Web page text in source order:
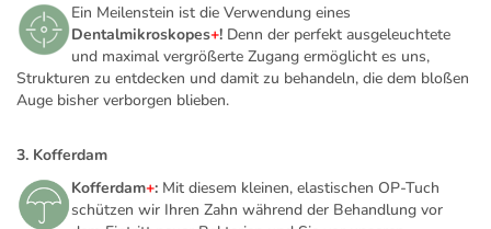
Ein Meilenstein ist die Verwendung eines
Dentalmikroskopes+! Denn der perfekt ausgeleuchtete
und maximal vergrößerte Zugang ermöglicht es uns,
Strukturen zu entdecken und damit zu behandeln, die dem bloßen
Auge bisher verborgen blieben.
3. Kofferdam
Kofferdam+: Mit diesem kleinen, elastischen OP-Tuch
schützen wir Ihren Zahn während der Behandlung vor